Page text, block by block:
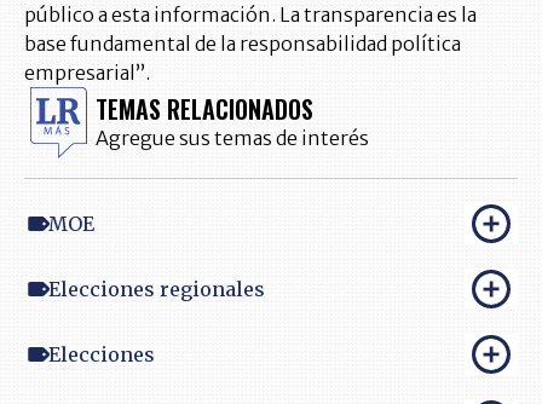
público a esta información. La transparencia es la
base fundamental de la responsabilidad política
empresarial”.
TEMAS RELACIONADOS
Agregue sus temas de interés
MOE
Elecciones regionales
Elecciones